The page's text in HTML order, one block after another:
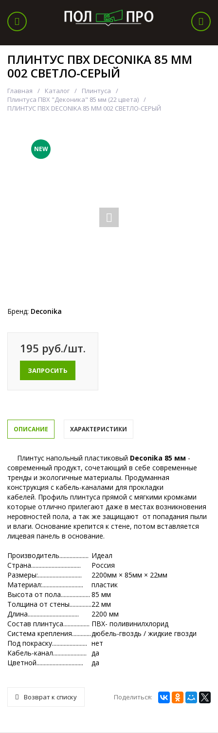
ПЛИНТУС ПВХ DECONIKA 85 ММ
002 СВЕТЛО-СЕРЫЙ
Главная Каталог
Плинтуса
Плинтуса ПВХ "Деконика" 85 мм (22 цвета)
ПЛИНТУС ПВХ DECONIKA 85 ММ 002 СВЕТЛО-СЕРЫЙ
NEW
Бренд: Deconika
195 руб./шт.
ЗАПРОСИТЬ
ОПИСАНИЕ ХАРАКТЕРИСТИКИ
Плинтус напольный пластиковый Deconika 85 мм -
современный продукт, сочетающий в себе современные
тренды и экологичные материалы. Продуманная
конструкция с кабель-каналами для прокладки
кабелей. Профиль плинтуса прямой с мягкими кромками
которые отлично прилегают даже в местах возникновения
неровностей пола, а так же защищают от попадания пыли
и влаги. Основание крепится к стене, потом вставляется
лицевая панель в основание.
Производитель.................... Идеал
Страна..................................
Россия
Размеры:..............................
2200мм × 85мм × 22мм
Материал:............................
пластик
Высота от пола.................... 85 мм
Толщина от стены...............22 мм
Длина...................................
2200 мм
Состав плинтуса.................. ПВХ- поливинилхлорид
Система крепления.............дюбель-гвоздь / жидкие гвозди
Под покраску........................ нет
Кабель-канал....................... да
Цветной................................
да
Возврат к списку Поделиться: